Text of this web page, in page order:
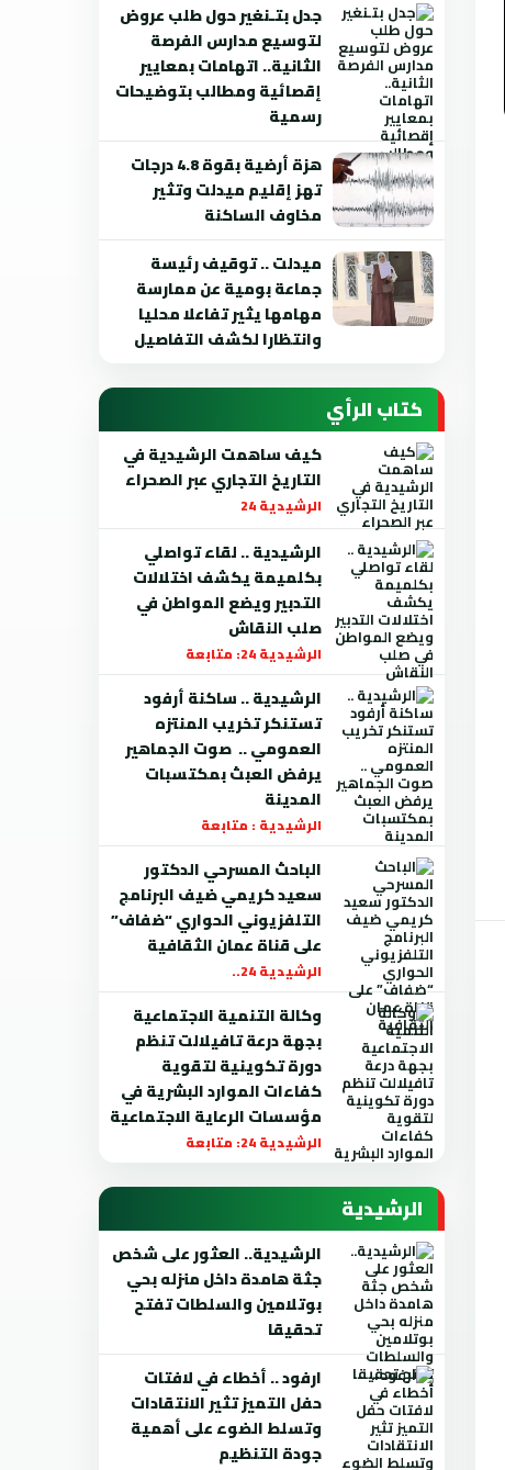
جدل بتـنغير حول طلب عروض
لتوسيع مدارس الفرصة
الثانية.. اتهامات بمعايير
إقصائية ومطالب بتوضيحات
رسمية
هزة أرضية بقوة 4.8 درجات
تهز إقليم ميدلت وتثير
مخاوف الساكنة
ميدلت .. توقيف رئيسة
جماعة بومية عن ممارسة
مهامها يثير تفاعلا محليا
وانتظارا لكشف التفاصيل
كتاب الرأي
كيف ساهمت الرشيدية في
التاريخ التجاري عبر الصحراء
الرشيدية 24
الرشيدية .. لقاء تواصلي
بكلميمة يكشف اختلالات
التدبير ويضع المواطن في
صلب النقاش
الرشيدية 24: متابعة
الرشيدية .. ساكنة أرفود
تستنكر تخريب المنتزه
العمومي .. صوت الجماهير
يرفض العبث بمكتسبات
المدينة
الرشيدية : متابعة
الباحث المسرحي الدكتور
سعيد كريمي ضيف البرنامج
التلفزيوني الحواري “ضفاف”
على قناة عمان الثقافية
الرشيدية 24..
وكالة التنمية الاجتماعية
بجهة درعة تافيلالت تنظم
دورة تكوينية لتقوية
كفاءات الموارد البشرية في
مؤسسات الرعاية الاجتماعية
الرشيدية 24: متابعة
الرشيدية
الرشيدية.. العثور على شخص
جثة هامدة داخل منزله بحي
بوتلامين والسلطات تفتح
تحقيقا
ارفود .. أخطاء في لافتات
حفل التميز تثير الانتقادات
وتسلط الضوء على أهمية
جودة التنظيم